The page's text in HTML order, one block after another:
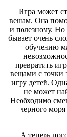
Игра может
вещам. Она
и полезному. Но
бывает очень
обучению
превратить
вещами с точки
игру детей.
не может
Необходимо
черного моря
А теперь